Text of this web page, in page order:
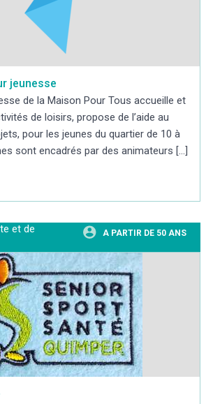
jeunesse
de la Maison Pour Tous accueille et
de loisirs, propose de l’aide au
pour les jeunes du quartier de 10 à
sont encadrés par des animateurs [...]
et de
A PARTIR DE 50 ANS